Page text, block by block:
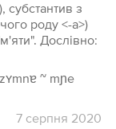
субстантив з
роду <-а>)
Дослівно:
~ mɲe
7 серпня 2020